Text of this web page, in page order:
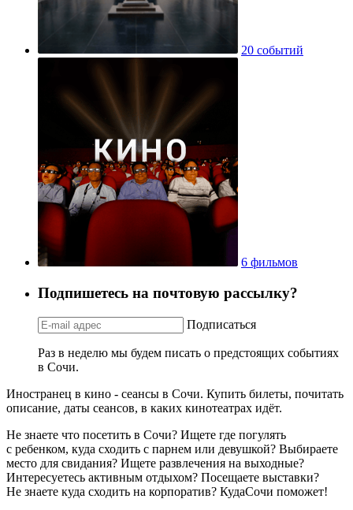
20 событий
6 фильмов
Подпишетесь на почтовую рассылку?
Подписаться
Раз в неделю мы будем писать о предстоящих событиях
в Сочи.
Иностранец в кино - сеансы в Сочи. Купить билеты, почитать
описание, даты сеансов, в каких кинотеатрах идёт.
Не знаете что посетить в Сочи? Ищете где погулять
с ребенком, куда сходить с парнем или девушкой? Выбираете
место для свидания? Ищете развлечения на выходные?
Интересуетесь активным отдыхом? Посещаете выставки?
Не знаете куда сходить на корпоратив? КудаСочи поможет!